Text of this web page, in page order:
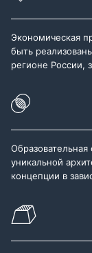
Экономическая
быть
регионе России,
уникальной
концепции в